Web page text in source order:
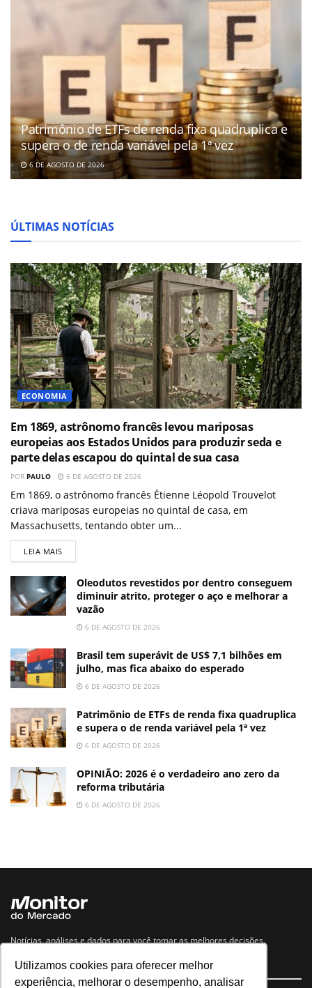
Utilizamos cookies para oferecer melhor
experiência, melhorar o desempenho, analisar
Patrimônio de ETFs de renda fixa quadruplica e
supera o de renda variável pela 1ª vez
6 DE AGOSTO DE 2026
ÚLTIMAS NOTÍCIAS
ECONOMIA
Em 1869, astrônomo francês levou mariposas
europeias aos Estados Unidos para produzir seda e
parte delas escapou do quintal de sua casa
POR PAULO 6 DE AGOSTO DE 2026
Em 1869, o astrônomo francês Étienne Léopold Trouvelot
criava mariposas europeias no quintal de casa, em
Massachusetts, tentando obter um...
LEIA MAIS
Oleodutos revestidos por dentro conseguem
diminuir atrito, proteger o aço e melhorar a
vazão
6 DE AGOSTO DE 2026
Brasil tem superávit de US$ 7,1 bilhões em
julho, mas fica abaixo do esperado
6 DE AGOSTO DE 2026
Patrimônio de ETFs de renda fixa quadruplica
e supera o de renda variável pela 1ª vez
6 DE AGOSTO DE 2026
OPINIÃO: 2026 é o verdadeiro ano zero da
reforma tributária
6 DE AGOSTO DE 2026
Notícias, análises e dados para você tomar as melhores decisões.
Navegue no site